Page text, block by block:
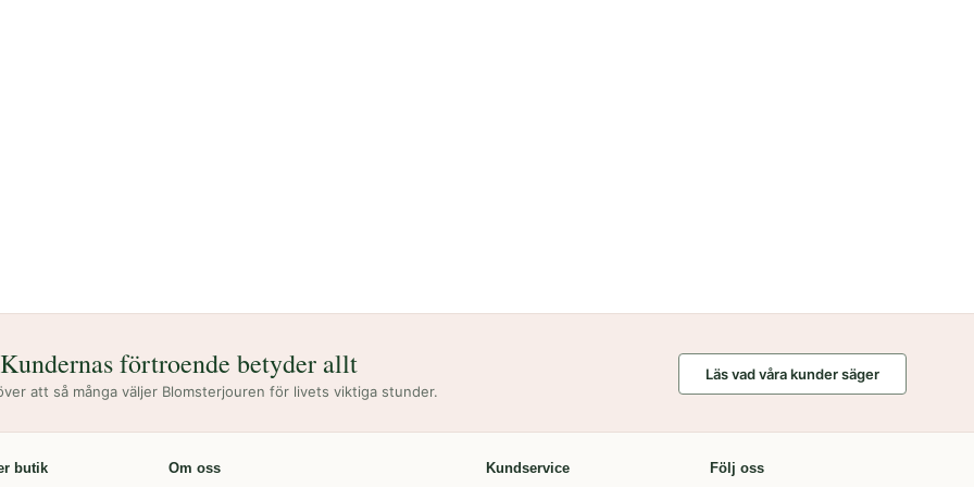
Kundernas förtroende betyder allt
att så många väljer Blomsterjouren för livets viktiga stunder.
Läs vad våra kunder säger
butik Om oss Kundservice Följ oss